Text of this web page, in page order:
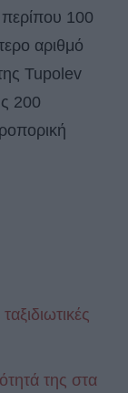
100
αριθμό
Tupolev
200
της στα